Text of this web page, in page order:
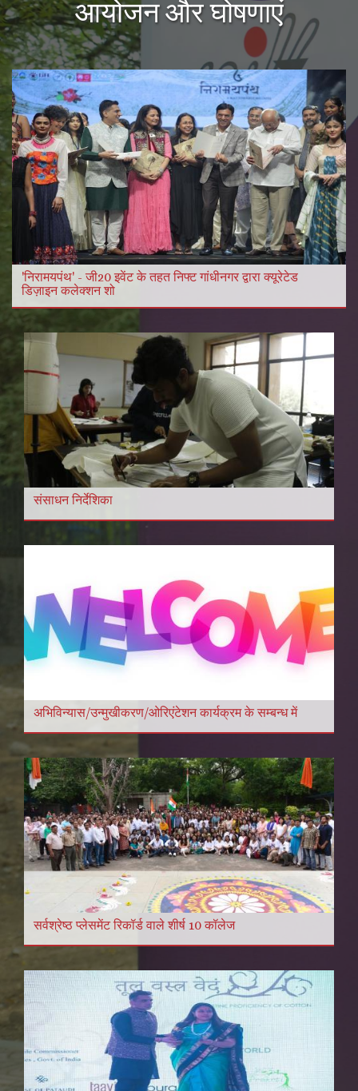
और पढ़ें
और विडियो
आयोजन और घोषणाएं
'निरामयपंथ' - जी20 इवेंट के तहत निफ्ट गांधीनगर द्वारा क्यूरेटेड
डिज़ाइन कलेक्शन शो
संसाधन निर्देशिका
अभिविन्यास/उन्मुखीकरण/ओरिएंटेशन कार्यक्रम के सम्बन्ध में
सर्वश्रेष्ठ प्लेसमेंट रिकॉर्ड वाले शीर्ष 10 कॉलेज